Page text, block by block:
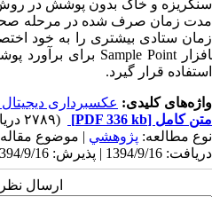
سنگریزه و خاک بدون پوشش در
مدت زمان صرف شده در مرحله
ستادی بیشتری را به خود
افزار Sample Point برای برآورد
استفاده قرار گیرد.
واژه‌های کلیدی: عکسبرداری
متن کامل [PDF 336 kb]
(۲۷۸۹ دریافت)
نوع مطالعه: پژوهشي | موضوع
دریافت: 1394/9/16 | پذیرش: 1394/9/16 | انتشار: 1394/9/16
ارسال